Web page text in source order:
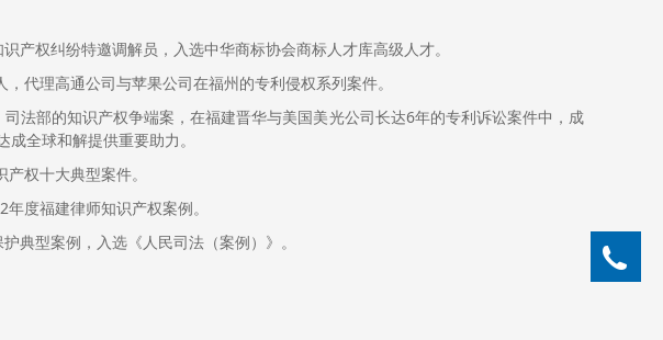
产权纠纷特邀调解员，入选中华商标协会商标人才库高级人才。
代理高通公司与苹果公司在福州的专利侵权系列案件。
法部的知识产权争端案，在福建晋华与美国美光公司长达6年的专利诉讼案件中，成
全球和解提供重要助力。
权十大典型案件。
度福建律师知识产权案例。
典型案例，入选《人民司法（案例）》。